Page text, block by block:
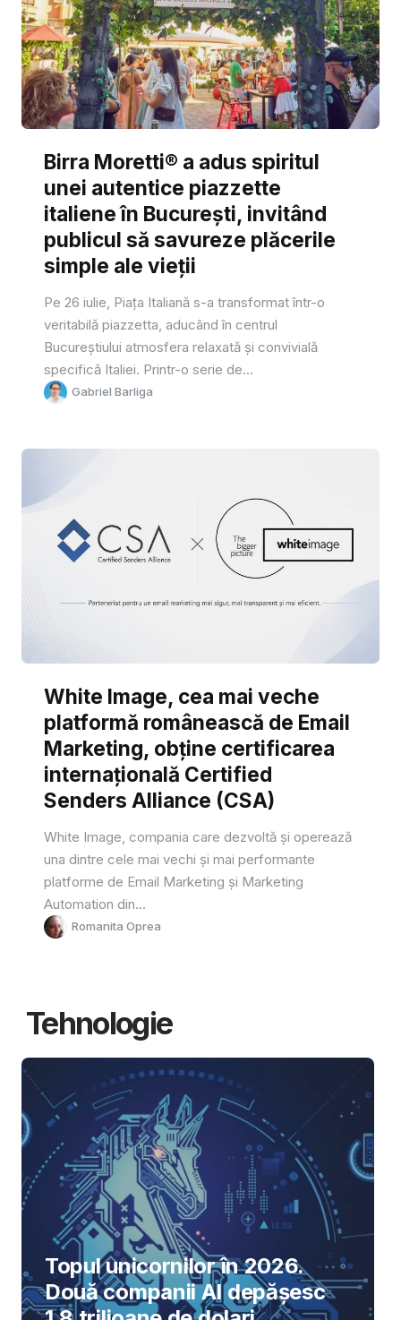
Birra Moretti® a adus spiritul
unei autentice piazzette
italiene în București, invitând
publicul să savureze plăcerile
simple ale vieții
Pe 26 iulie, Piața Italiană s-a transformat într-o
veritabilă piazzetta, aducând în centrul
Bucureștiului atmosfera relaxată și convivială
specifică Italiei. Printr-o serie de...
Gabriel Barliga
White Image, cea mai veche
platformă românească de Email
Marketing, obține certificarea
internațională Certified
Senders Alliance (CSA)
White Image, compania care dezvoltă și operează
una dintre cele mai vechi și mai performante
platforme de Email Marketing și Marketing
Automation din...
Romanita Oprea
Tehnologie
Topul unicornilor în 2026.
Două companii AI depășesc